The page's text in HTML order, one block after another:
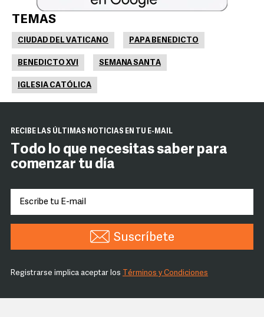
TEMAS
CIUDAD DEL VATICANO PAPA BENEDICTO
BENEDICTO XVI SEMANA SANTA
IGLESIA CATÓLICA
RECIBE LAS ÚLTIMAS NOTICIAS EN TU E-MAIL
Todo lo que necesitas saber para
comenzar tu día
Suscríbete
Registrarse implica aceptar los Términos y Condiciones